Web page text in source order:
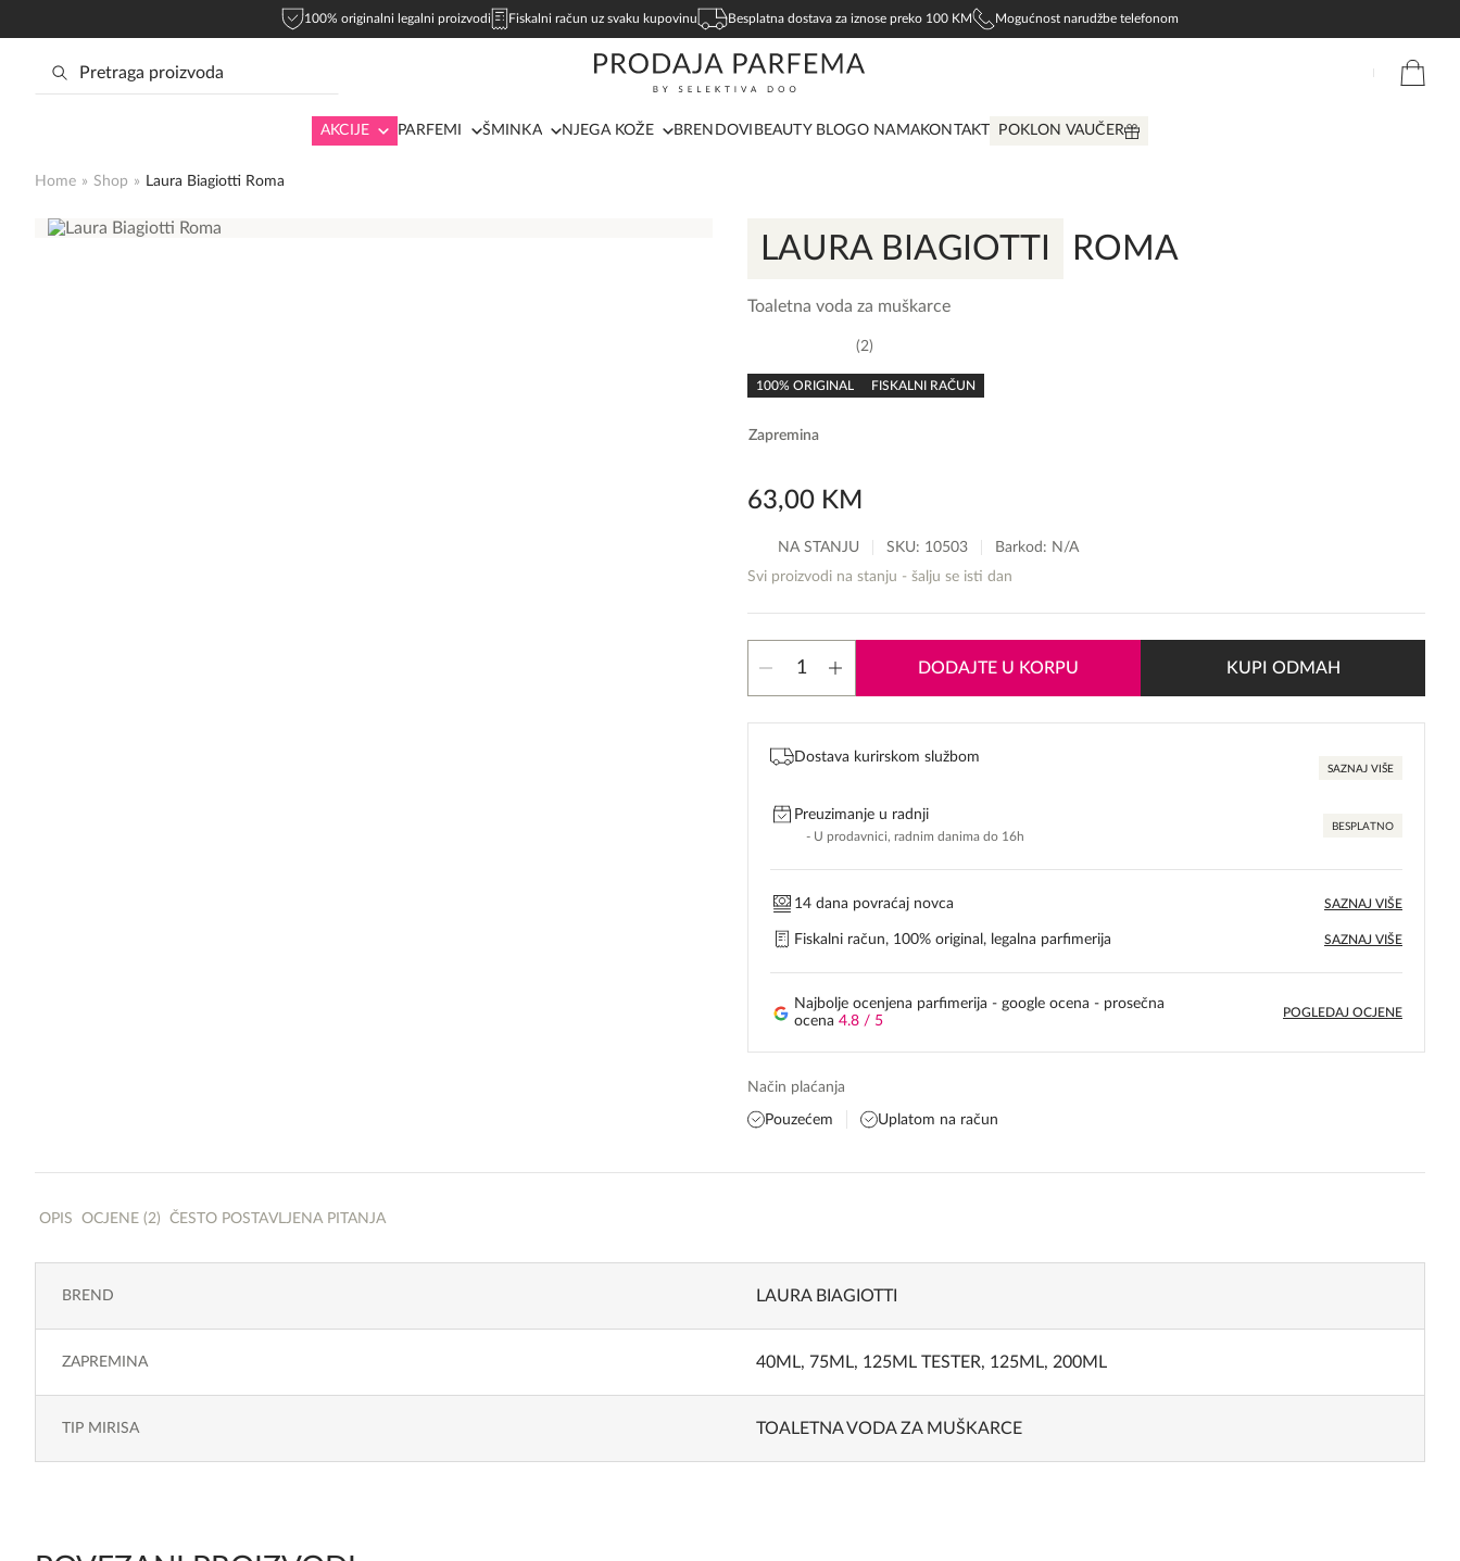
100% originalni legalni proizvodi Fiskalni račun uz svaku kupovinu Besplatna dostava za iznose preko 100 KM Mogućnost narudžbe telefonom
AKCIJE PARFEMI ŠMINKA NJEGA KOŽE BRENDOVI BEAUTY BLOGO NAMAKONTAKT POKLON VAUČER
Home » Shop » Laura Biagiotti Roma
LAURA BIAGIOTTI ROMA
Toaletna voda za muškarce
rating
2
100% ORIGINAL FISKALNI RAČUN
Zapremina
63,00 KM
NA STANJU SKU: 10503
Barkod: N/A
Svi proizvodi na stanju - šalju se isti dan
Laura
Roma
količina
DODAJTE U KORPU KUPI ODMAH
Dostava kurirskom službom
SAZNAJ VIŠE
Preuzimanje u radnji
- U prodavnici, radnim danima do 16h
BESPLATNO
14 dana povraćaj novca SAZNAJ VIŠE
Fiskalni račun, 100% original, legalna parfimerija SAZNAJ VIŠE
Najbolje ocenjena parfimerija - google ocena - prosečna
ocena 4.8 / 5
POGLEDAJ OCJENE
Način plaćanja
Pouzećem Uplatom na račun
OPIS OCJENE (2) ČESTO POSTAVLJENA PITANJA
BREND LAURA BIAGIOTTI
ZAPREMINA 40ML, 75ML, 125ML TESTER, 125ML, 200ML
TIP MIRISA TOALETNA VODA ZA MUŠKARCE